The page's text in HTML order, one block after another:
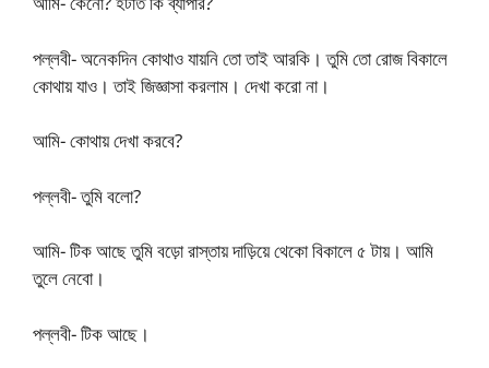
পল্লবী- অনেকদিন কোথাও যায়নি তো তাই আরকি। তুমি তো রোজ বিকালে
কোথায় যাও। তাই জিজ্ঞাসা করলাম। দেখা করো না।
আমি- কোথায় দেখা করবে?
পল্লবী- তুমি বলো?
আমি- টিক আছে তুমি বড়ো রাস্তায় দাড়িয়ে থেকো বিকালে ৫ টায়। আমি
তুলে নেবো।
পল্লবী- টিক আছে।